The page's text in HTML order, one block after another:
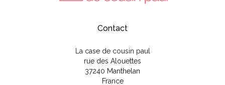
Contact
La case de cousin paul
rue des Alouettes
37240 Manthelan
France